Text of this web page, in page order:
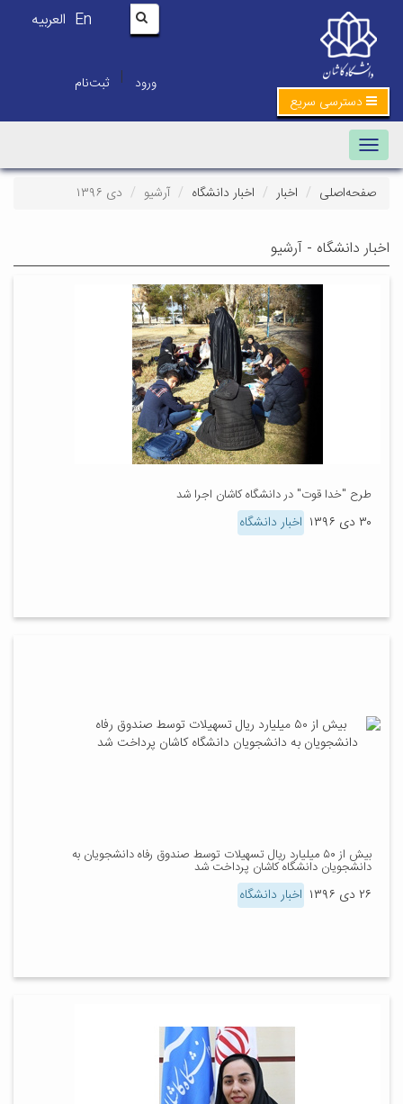
En العربیه
ورود | ثبت‌نام
دسترسی سریع
Toggle navigation
صفحه‌اصلی اخبار اخبار دانشگاه آرشیو دی ۱۳۹۶
اخبار دانشگاه - آرشیو
طرح "خدا قوت" در دانشگاه کاشان اجرا شد
۳۰ دی ۱۳۹۶ اخبار دانشگاه
بیش از ۵۰ میلیارد ریال تسهیلات توسط صندوق رفاه دانشجویان به
دانشجویان دانشگاه کاشان پرداخت شد
۲۶ دی ۱۳۹۶ اخبار دانشگاه